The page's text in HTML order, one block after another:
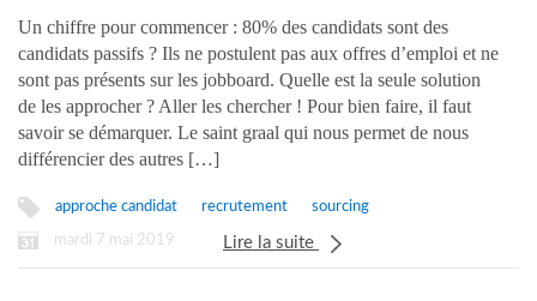
taux de retour ?
Un chiffre pour commencer : 80% des candidats sont des
candidats passifs ? Ils ne postulent pas aux offres d’emploi et ne
sont pas présents sur les jobboard. Quelle est la seule solution
de les approcher ? Aller les chercher ! Pour bien faire, il faut
savoir se démarquer. Le saint graal qui nous permet de nous
différencier des autres […]
approche candidat recrutement sourcing
mardi 7 mai 2019 Lire la suite